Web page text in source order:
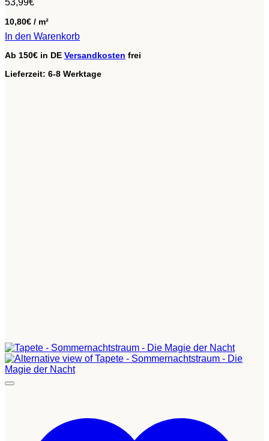
53,99€
10,80€ / m²
In den Warenkorb
Ab 150€ in DE Versandkosten frei
Lieferzeit: 6-8 Werktage